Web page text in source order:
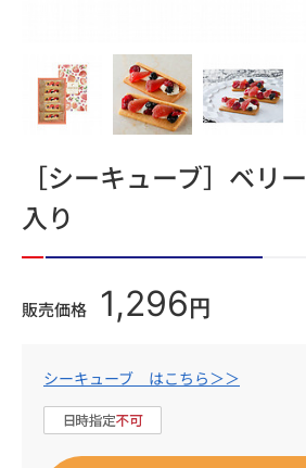
［シーキューブ］ベリ
入り
販売価格 1,296 円
シーキューブ はこちら＞＞